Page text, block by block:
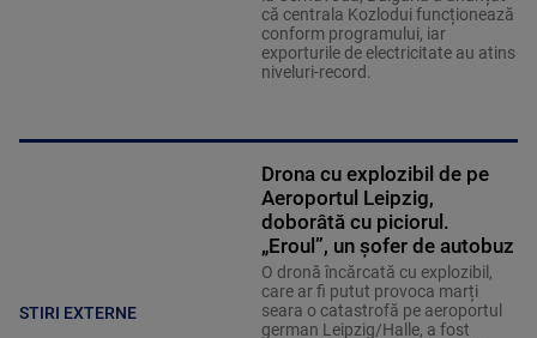
că centrala Kozlodui funcționează
conform programului, iar
exporturile de electricitate au atins
niveluri-record.
STIRI EXTERNE
Drona cu explozibil de pe
Aeroportul Leipzig,
doborâtă cu piciorul.
„Eroul”, un șofer de autobuz
O dronă încărcată cu explozibil,
care ar fi putut provoca marți
seara o catastrofă pe aeroportul
german Leipzig/Halle, a fost